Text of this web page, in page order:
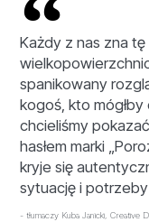
Każdy z nas zna
spanikowany
kogoś, kto mógłby
chcieliśmy
hasłem marki
kryje się
sytuację i
- tłumaczy Kuba Janicki, Creative